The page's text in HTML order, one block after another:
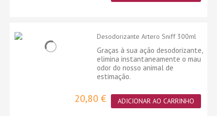
Desodorizante Artero Sniff 300ml
Graças à sua ação desodorizante,
elimina instantaneamente o mau
odor do nosso animal de
estimação.
20,80 € ADICIONAR AO CARRINHO